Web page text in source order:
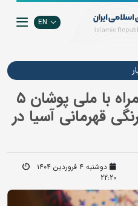
EN
نرمش علیرضا دبیر همراه با ملی پوشان ۵
قهرمانی آسیا در
دوشنبه ۴ فروردین ۱۴۰۴
22:20